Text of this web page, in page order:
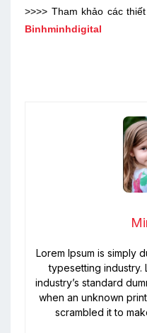
>>>> Tham khảo các
Binhminhdigital
Lorem Ipsum is simply
typesetting industry.
industry’s standard
when an unknown
scrambled it to